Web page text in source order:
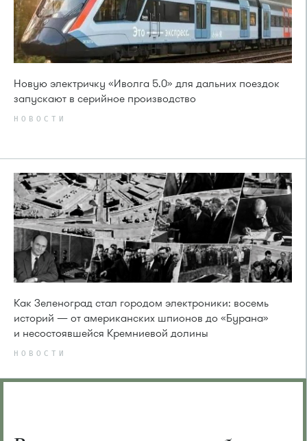
Новую электричку «Иволга 5.0» для дальних поездок
запускают в серийное производство
НОВОСТИ
Как Зеленоград стал городом электроники: восемь
историй — от американских шпионов до «Бурана»
и несостоявшейся Кремниевой долины
НОВОСТИ